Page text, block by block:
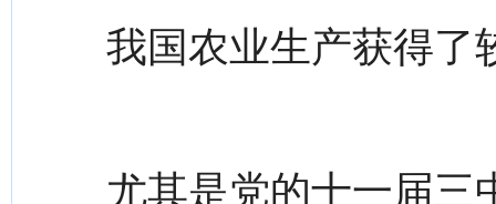
我国农业生产获得了
尤其是党的十一届三